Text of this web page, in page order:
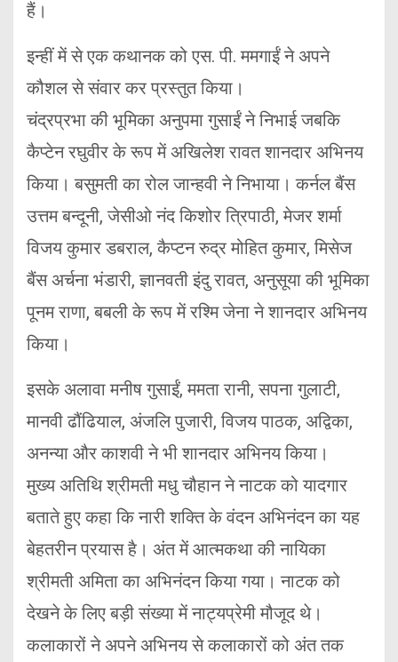
हैं।
इन्हीं में से एक कथानक को एस. पी. ममगाईं ने अपने
कौशल से संवार कर प्रस्तुत किया।
चंद्रप्रभा की भूमिका अनुपमा गुसाईं ने निभाई जबकि
कैप्टेन रघुवीर के रूप में अखिलेश रावत शानदार अभिनय
किया। बसुमती का रोल जान्हवी ने निभाया। कर्नल बैंस
उत्तम बन्दूनी, जेसीओ नंद किशोर त्रिपाठी, मेजर शर्मा
विजय कुमार डबराल, कैप्टन रुद्र मोहित कुमार, मिसेज
बैंस अर्चना भंडारी, ज्ञानवती इंदु रावत, अनुसूया की भूमिका
पूनम राणा, बबली के रूप में रश्मि जेना ने शानदार अभिनय
किया।
इसके अलावा मनीष गुसाईं, ममता रानी, सपना गुलाटी,
मानवी ढौंढियाल, अंजलि पुजारी, विजय पाठक, अद्विका,
अनन्या और काशवी ने भी शानदार अभिनय किया।
मुख्य अतिथि श्रीमती मधु चौहान ने नाटक को यादगार
बताते हुए कहा कि नारी शक्ति के वंदन अभिनंदन का यह
बेहतरीन प्रयास है। अंत में आत्मकथा की नायिका
श्रीमती अमिता का अभिनंदन किया गया। नाटक को
देखने के लिए बड़ी संख्या में नाट्यप्रेमी मौजूद थे।
कलाकारों ने अपने अभिनय से कलाकारों को अंत तक